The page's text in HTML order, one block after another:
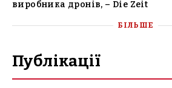
виробника дронів, – Die Zeit
БІЛЬШЕ
Публікації